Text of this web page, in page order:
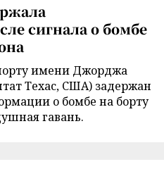
сигнала о бомбе
имени Джорджа
Техас, США) задержан
о бомбе на борту
гавань.